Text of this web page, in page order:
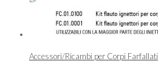
Accessori/Ricambi per Corpi Farfallati